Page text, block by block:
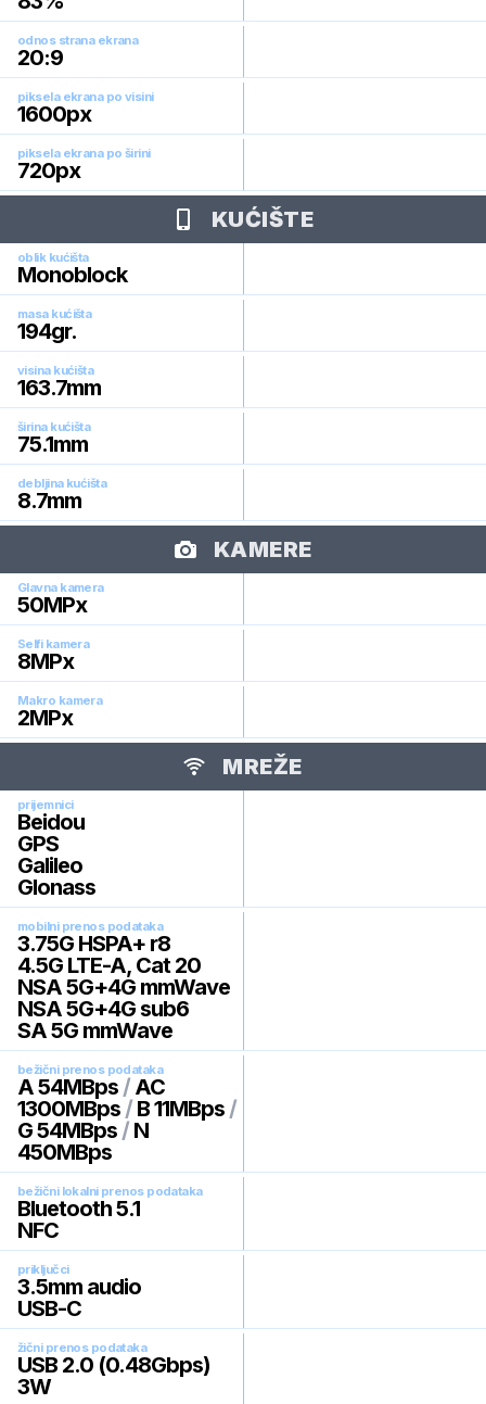
odnos strana ekrana
20:9
piksela ekrana po visini
1600px
piksela ekrana po širini
720px
KUĆIŠTE
oblik kućišta
Monoblock
masa kućišta
194gr.
visina kućišta
163.7mm
širina kućišta
75.1mm
debljina kućišta
8.7mm
KAMERE
Glavna kamera
50MPx
Selfi kamera
8MPx
Makro kamera
2MPx
MREŽE
prijemnici
Beidou
GPS
Galileo
Glonass
mobilni prenos podataka
3.75G HSPA+ r8
4.5G LTE-A, Cat 20
NSA 5G+4G mmWave
NSA 5G+4G sub6
SA 5G mmWave
bežični prenos podataka
A 54MBps / AC
1300MBps / B 11MBps /
G 54MBps / N
450MBps
bežični lokalni prenos podataka
Bluetooth 5.1
NFC
priključci
3.5mm audio
USB-C
žični prenos podataka
USB 2.0 (0.48Gbps)
3W